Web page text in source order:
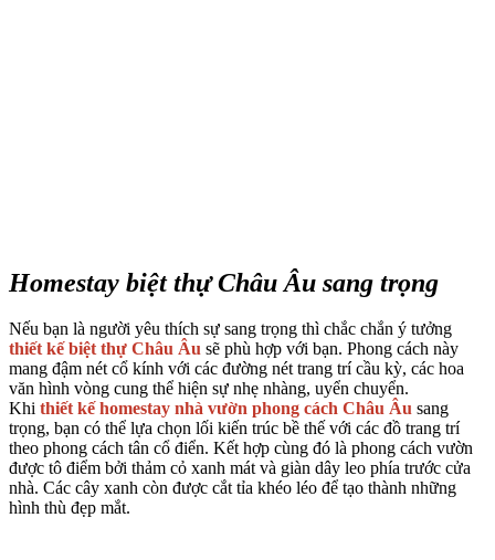
Homestay biệt thự Châu Âu sang trọng
Nếu bạn là người yêu thích sự sang trọng thì chắc chắn ý tưởng
thiết kế biệt thự Châu Âu sẽ phù hợp với bạn. Phong cách này
mang đậm nét cổ kính với các đường nét trang trí cầu kỳ, các hoa
văn hình vòng cung thể hiện sự nhẹ nhàng, uyển chuyển.
Khi thiết kế homestay nhà vườn phong cách Châu Âu sang
trọng, bạn có thể lựa chọn lối kiến trúc bề thế với các đồ trang trí
theo phong cách tân cổ điển. Kết hợp cùng đó là phong cách vườn
được tô điểm bởi thảm cỏ xanh mát và giàn dây leo phía trước cửa
nhà. Các cây xanh còn được cắt tỉa khéo léo để tạo thành những
hình thù đẹp mắt.